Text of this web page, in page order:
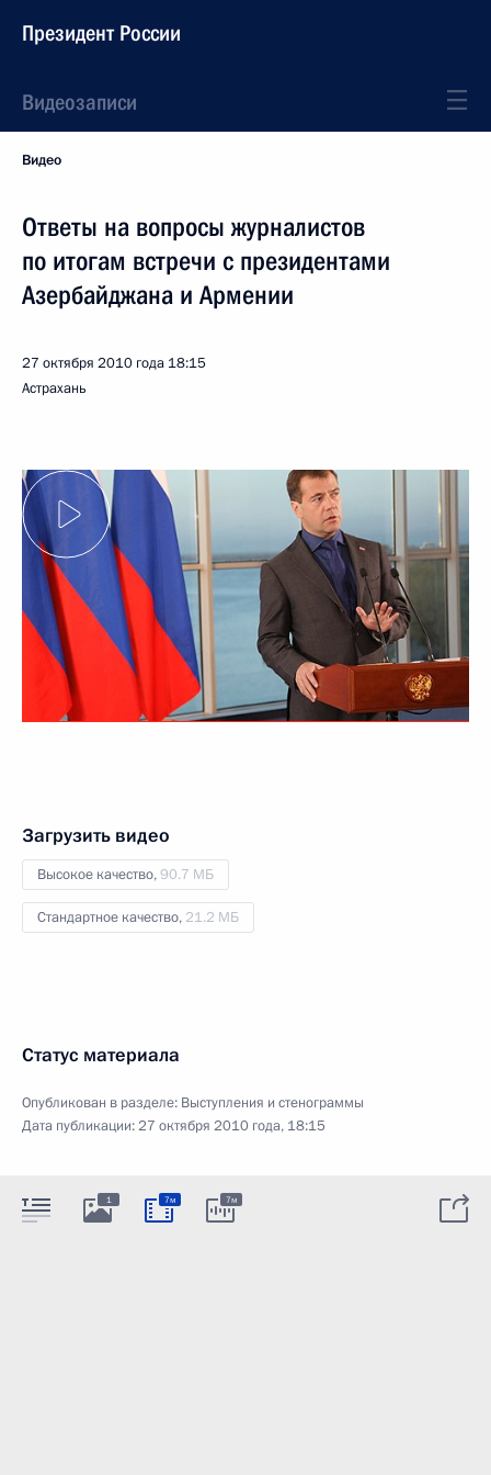
Президент России
Видеозаписи
Видео
Ответы на вопросы журналистов
по итогам встречи с президентами
Азербайджана и Армении
27 октября 2010 года 18:15
Астрахань
Загрузить видео
Высокое качество,90.7 МБ
Стандартное качество, 21.2 МБ
Статус материала
Опубликован в разделе: Выступления и стенограммы
Дата публикации:27 октября 2010 года, 18:15
1 7м 7м